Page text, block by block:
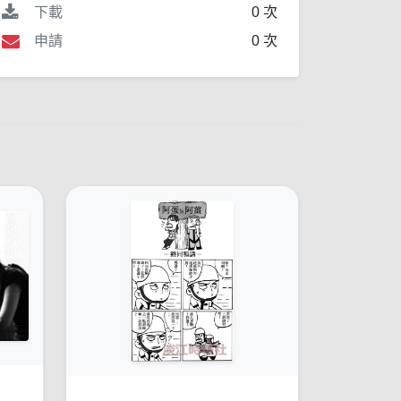
下載
0 次
申請
0 次